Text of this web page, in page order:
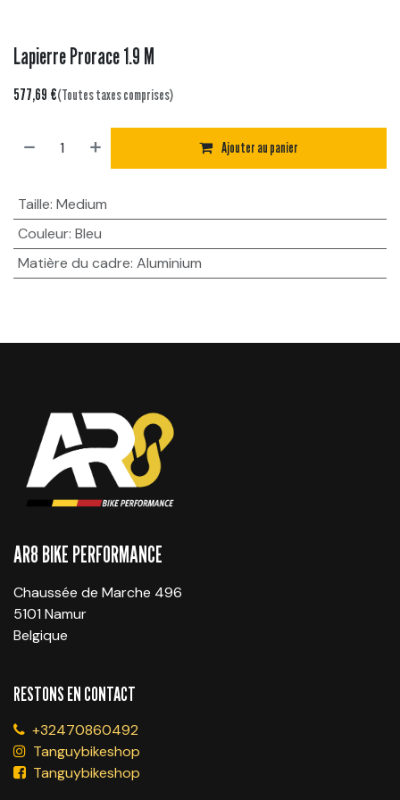
Lapierre Prorace 1.9 M
577,69 €(Toutes taxes comprises)
Ajouter au panier
Taille: Medium
Couleur: Bleu
Matière du cadre: Aluminium
AR8 BIKE PERFORMANCE
Chaussée de Marche 496
5101 Namur
Belgique
RESTONS EN CONTACT
+32470860492
Tanguybikeshop
Tanguybikeshop